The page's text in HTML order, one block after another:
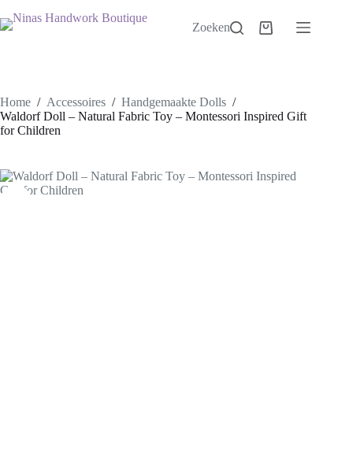
naar
de
Zoeken Winkelwagen
Home / Accessoires / Handgemaakte Dolls /
Waldorf Doll – Natural Fabric Toy – Montessori Inspired Gift
for Children